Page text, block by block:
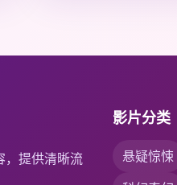
，提供清晰流
影片分类
悬疑惊悚